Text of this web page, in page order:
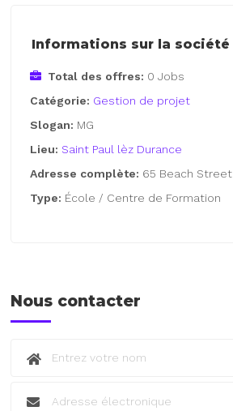
Informations sur la société
Total des offres: 0 Jobs
Catégorie: Gestion de projet
Slogan: MG
Lieu: Saint Paul lèz Durance
Adresse complète: 65 Beach Street
Type: École / Centre de Formation
Nous contacter